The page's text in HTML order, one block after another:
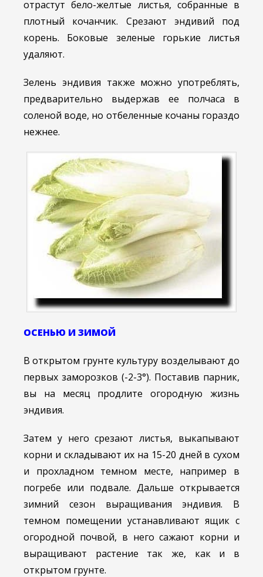
отрастут бело-желтые листья, собранные в
плотный кочанчик. Срезают эндивий под
корень. Боковые зеленые горькие листья
удаляют.
Зелень эндивия также можно употреблять,
предварительно выдержав ее полчаса в
соленой воде, но отбеленные кочаны гораздо
нежнее.
ОСЕНЬЮ И ЗИМОЙ
В открытом грунте культуру возделывают до
первых заморозков (-2-3°). Поставив парник,
вы на месяц продлите огородную жизнь
эндивия.
Затем у него срезают листья, выкапывают
корни и складывают их на 15-20 дней в сухом
и прохладном темном месте, например в
погребе или подвале. Дальше открывается
зимний сезон выращивания эндивия. В
темном помещении устанавливают ящик с
огородной почвой, в него сажают корни и
выращивают растение так же, как и в
открытом грунте.